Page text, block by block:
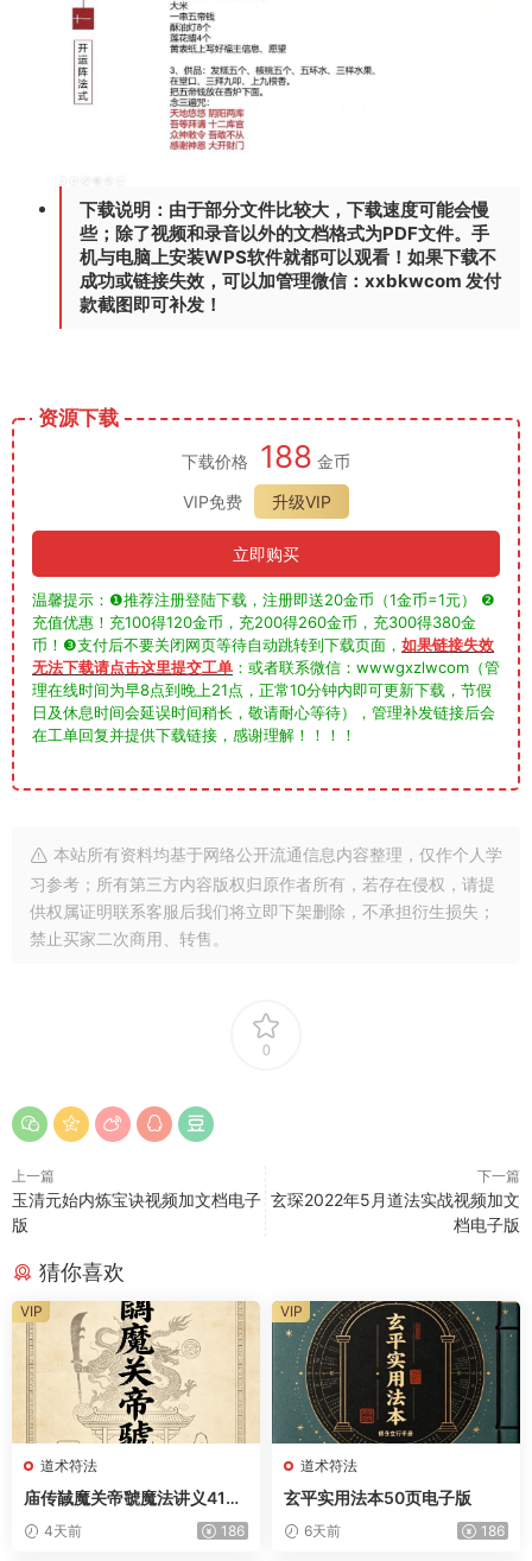
下载说明：由于部分文件比较大，下载速度可能会慢
些；除了视频和录音以外的文档格式为PDF文件。手
机与电脑上安装WPS软件就都可以观看！如果下载不
成功或链接失效，可以加管理微信：xxbkwcom 发付
款截图即可补发！
资源下载
下载价格 188 金币
VIP免费
升级VIP
立即购买
温馨提示：❶推荐注册登陆下载，注册即送20金币（1金币=1元） ❷
充值优惠！充100得120金币，充200得260金币，充300得380金
币！❸支付后不要关闭网页等待自动跳转到下载页面， 如果链接失效
无法下载请点击这里提交工单 ：或者联系微信：wwwgxzlwcom（管
理在线时间为早8点到晚上21点，正常10分钟内即可更新下载，节假
日及休息时间会延误时间稍长，敬请耐心等待），管理补发链接后会
在工单回复并提供下载链接，感谢理解！！！！
本站所有资料均基于网络公开流通信息内容整理，仅作个人学
习参考；所有第三方内容版权归原作者所有，若存在侵权，请提
供权属证明联系客服后我们将立即下架删除，不承担衍生损失；
禁止买家二次商用、转售。
0
上一篇
玉清元始内炼宝诀视频加文档电子
版
下一篇
玄琛2022年5月道法实战视频加文
档电子版
猜你喜欢
道术符法
庙传馘魔关帝虢魔法讲义41页
电子版
4天前 186
VIP
道术符法
玄平实用法本50页电子版
6天前 186
VIP